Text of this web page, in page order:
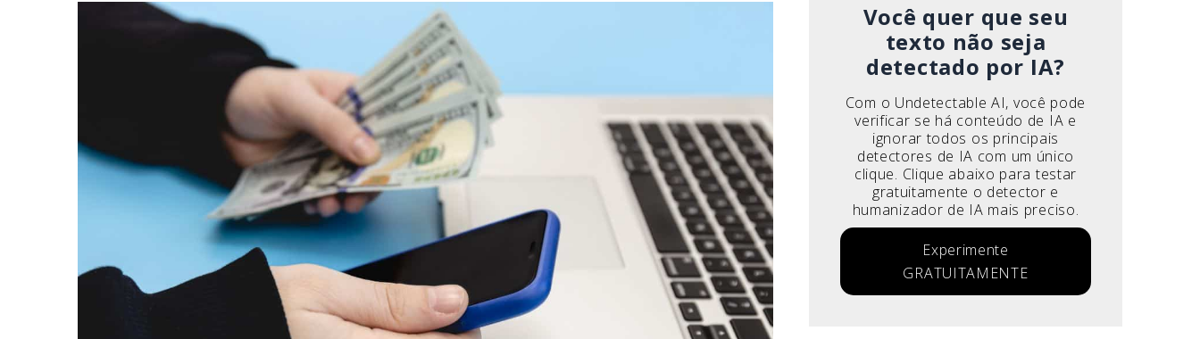
Você quer que seu
texto não seja
detectado por IA?
Com o Undetectable AI, você pode
verificar se há conteúdo de IA e
ignorar todos os principais
detectores de IA com um único
clique. Clique abaixo para testar
gratuitamente o detector e
humanizador de IA mais preciso.
Experimente
GRATUITAMENTE